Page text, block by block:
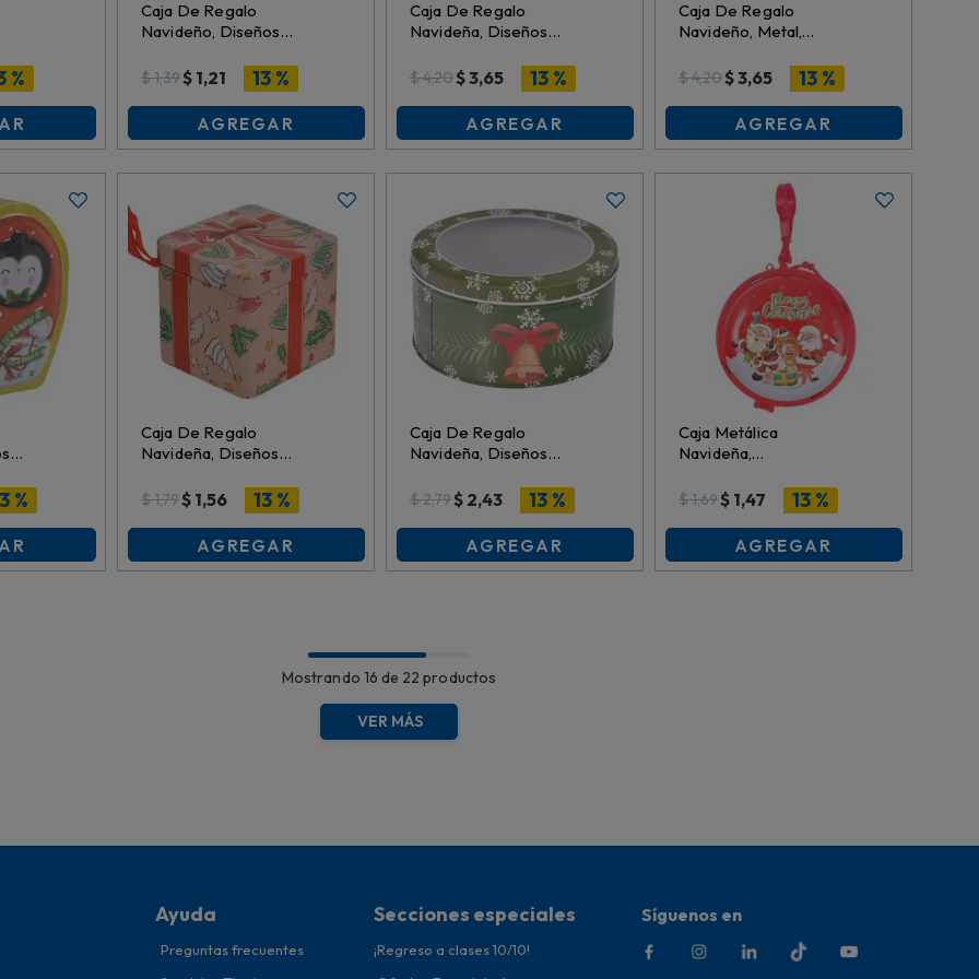
%
Caja De Regalo
Navideño, Diseños
11.5Cmx9Cmx1.5Cm,
Es27367
$1,39$ 1,21 13 %
AGREGAR
Caja De Regalo
Navideña, Diseños
11Cmx11.5Cm,
Es27364
$4,20$3,65 13 %
AGREGAR
Caja De Regalo
Navideño, Metal,
Es27357
$4,20$3,65 13 %
AGREGAR
%
Caja De Regalo
Navideña, Diseños
6.5Cmx6.1Cmx5.6Cm,
Es27355
$1,79$ 1,56 13 %
AGREGAR
Caja De Regalo
Navideña, Diseños
13.5X7Cm, Es27371
$2,79$ 2,43 13 %
AGREGAR
Caja Metálica
Navideña,
Es24078
$1,69$ 1,47 13 %
AGREGAR
Mostrando 16 de 22
Ayuda
Preguntas frecuentes
Secciones especiales
¡Regreso a clases 10/10!
Síguenos en